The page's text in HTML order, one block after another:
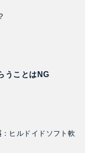
うことはNG
：ヒルドイドソフト軟